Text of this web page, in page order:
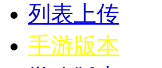
列表上传
手游版本